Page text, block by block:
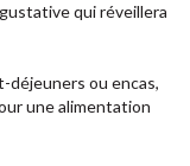
qui réveillera
déjeuners ou encas,
une alimentation